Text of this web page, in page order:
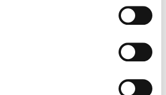
Kurpitsa Tom Fox (noin